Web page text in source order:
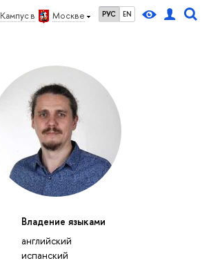
Кампус в Москве РУС EN
Владение языками
английский
испанский